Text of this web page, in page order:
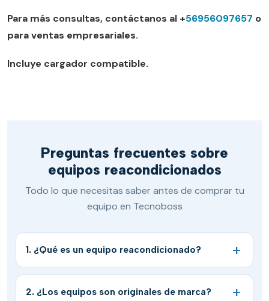
Para más consultas, contáctanos al +56956097657 o
para ventas empresariales.
Incluye cargador compatible.
Preguntas frecuentes sobre
equipos reacondicionados
Todo lo que necesitas saber antes de comprar tu
equipo en Tecnoboss
1. ¿Qué es un equipo reacondicionado?
2. ¿Los equipos son originales de marca?